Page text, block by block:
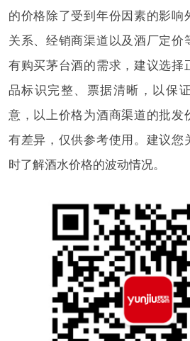
的价格除了受到年份因素的影响
关系、经销商渠道以及酒厂定价
有购买茅台酒的需求，建议选择
品标识完整、票据清晰，以保
意，以上价格为酒商渠道的批发
有差异，仅供参考使用。建议您
时了解酒水价格的波动情况。